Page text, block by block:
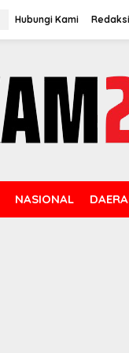
Hubungi Kami Redaksi
NASIONAL